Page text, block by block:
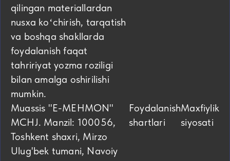
qilingan materiallardan
nusxa koʻchirish, tarqatish
va boshqa shakllarda
foydalanish faqat
tahririyat yozma roziligi
bilan amalga oshirilishi
mumkin.
Muassis "E-MEHMON"
MCHJ. Manzil: 100056,
Toshkent shaxri, Mirzo
Ulug'bek tumani, Navoiy
Foydalanish
shartlari
Maxfiylik
siyosati